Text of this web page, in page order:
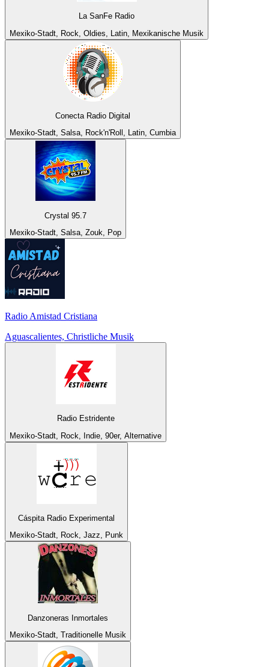
La SanFe Radio
Mexiko-Stadt, Rock, Oldies, Latin, Mexikanische Musik
Conecta Radio Digital
Mexiko-Stadt, Salsa, Rock'n'Roll, Latin, Cumbia
Crystal 95.7
Mexiko-Stadt, Salsa, Zouk, Pop
Radio Amistad Cristiana
Aguascalientes, Christliche Musik
Radio Estridente
Mexiko-Stadt, Rock, Indie, 90er, Alternative
Cáspita Radio Experimental
Mexiko-Stadt, Rock, Jazz, Punk
Danzoneras Inmortales
Mexiko-Stadt, Traditionelle Musik